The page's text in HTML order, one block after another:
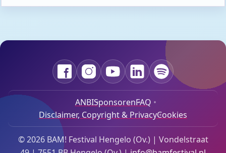
FacebookInstagramYouTubeLinkedInSpotify
Footer Bottom Menu
ANBISponsorenFAQ
Disclaimer, Copyright & PrivacyCookies
© 2026 BAM! Festival Hengelo (Ov.) | Vondelstraat